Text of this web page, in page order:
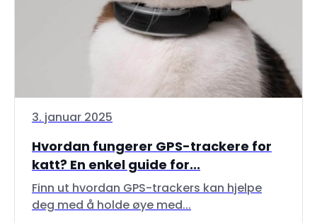
3. januar 2025
Hvordan fungerer GPS-trackere for
katt? En enkel guide for...
Finn ut hvordan GPS-trackers kan hjelpe
deg med å holde øye med...